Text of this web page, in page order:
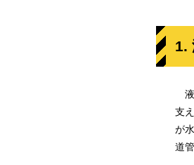
1.
液
支
が
道